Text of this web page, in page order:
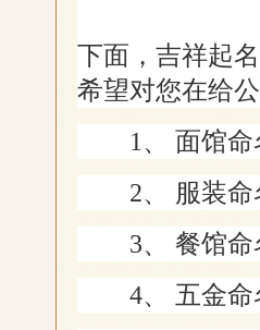
下面，吉祥起
希望对您在给
1、 面馆命
2、 服装命
3、 餐馆命
4、 五金命